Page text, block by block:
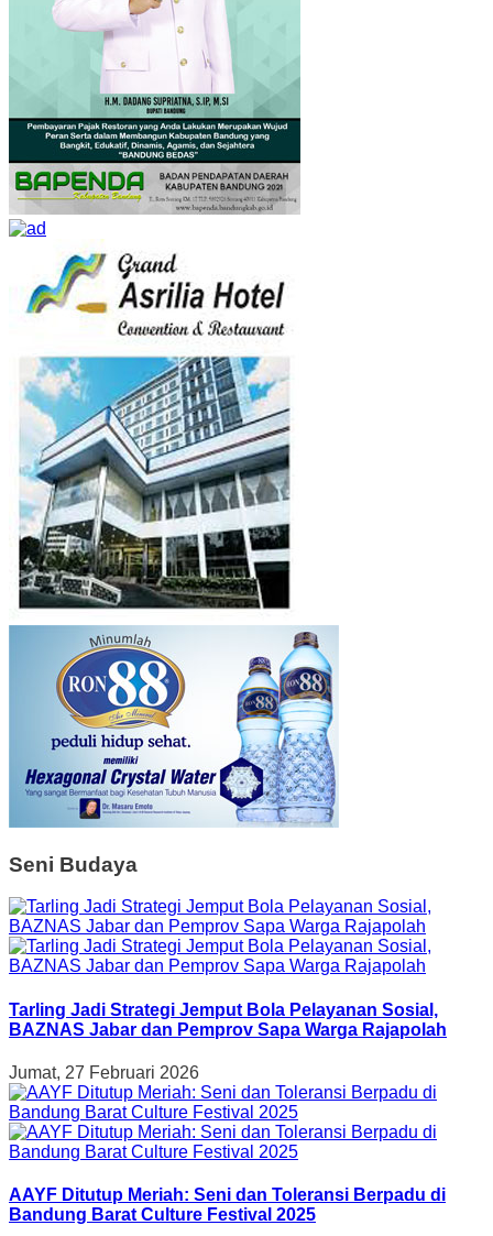
Seni Budaya
Tarling Jadi Strategi Jemput Bola Pelayanan Sosial,
BAZNAS Jabar dan Pemprov Sapa Warga Rajapolah
Jumat, 27 Februari 2026
AAYF Ditutup Meriah: Seni dan Toleransi Berpadu di
Bandung Barat Culture Festival 2025